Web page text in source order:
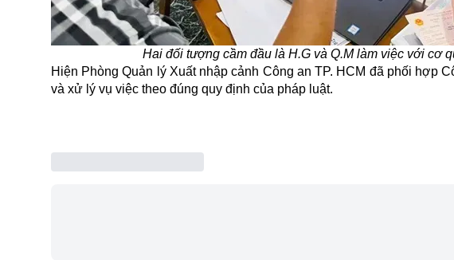
Hai đối tượng cầm đầu là H.G và Q.M làm việc với cơ
Hiện Phòng Quản lý Xuất nhập cảnh Công an TP. HCM đã phối hợp
và xử lý vụ việc theo đúng quy định của pháp luật.